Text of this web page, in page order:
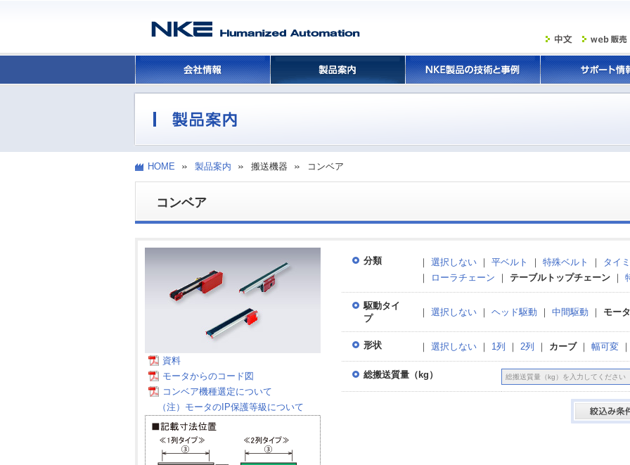
HOME 製品案内 搬送機器 コンベア
コンベア
資料
モータからのコード図
コンベア機種選定について
（注）モータのIP保護等級について
分類 ｜ 選択しない｜ 平ベルト ｜ 特殊ベルト ｜ タイ
｜
ローラチェーン ｜ テーブルトップチェーン｜
駆動タイ
プ
｜ 選択しない｜ ヘッド駆動 ｜ 中間駆動 ｜ モー
形状 ｜ 選択しない｜ 1列 ｜ 2列 ｜ カーブ｜ 幅可変｜
総搬送質量（kg）